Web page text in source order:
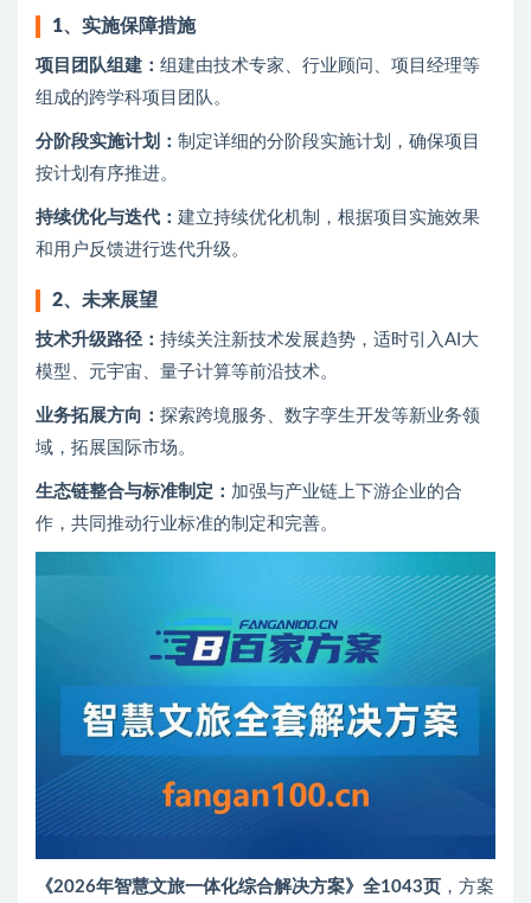
1、 实施保障措施
项目团队组建： 组建由技术专家、行业顾问、项目经理等
组成的跨学科项目团队。
分阶段实施计划： 制定详细的分阶段实施计划，确保项目
按计划有序推进。
持续优化与迭代： 建立持续优化机制，根据项目实施效果
和用户反馈进行迭代升级。
2、 未来展望
技术升级路径： 持续关注新技术发展趋势，适时引入AI大
模型、元宇宙、量子计算等前沿技术。
业务拓展方向： 探索跨境服务、数字孪生开发等新业务领
域，拓展国际市场。
生态链整合与标准制定： 加强与产业链上下游企业的合
作，共同推动行业标准的制定和完善。
《2026年智慧文旅一体化综合解决方案》全1043页 ，方案